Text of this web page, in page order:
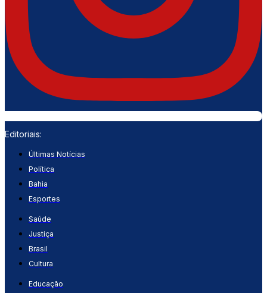
Editoriais:
Últimas Notícias
Política
Bahia
Esportes
Saúde
Justiça
Brasil
Cultura
Educação